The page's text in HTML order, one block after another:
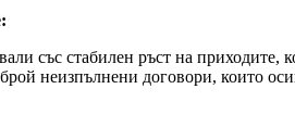
със стабилен ръст на приходите,
неизпълнени договори, които